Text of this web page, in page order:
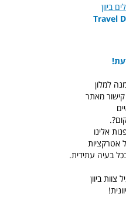
ביוון
Travel
למלון
קישור מאתר
אלינו
אטרקציות
בעיה עתידית.
צוות ביוון